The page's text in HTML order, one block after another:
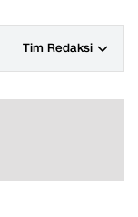
Tim Redaksi